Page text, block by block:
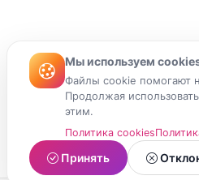
Мы используем
Файлы cookie помогают
Продолжая
этим.
Политика cookies
Принять